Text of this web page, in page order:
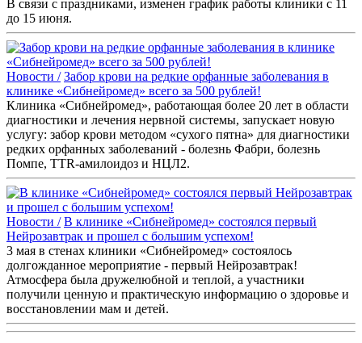
В связи с праздниками, изменен график работы клиники с 11
до 15 июня.
Новости / Забор крови на редкие орфанные заболевания в
клинике «Сибнейромед» всего за 500 рублей!
Клиника «Сибнейромед», работающая более 20 лет в области
диагностики и лечения нервной системы, запускает новую
услугу: забор крови методом «сухого пятна» для диагностики
редких орфанных заболеваний - болезнь Фабри, болезнь
Помпе, TTR-амилоидоз и НЦЛ2.
Новости / В клинике «Сибнейромед» состоялся первый
Нейрозавтрак и прошел с большим успехом!
3 мая в стенах клиники «Сибнейромед» состоялось
долгожданное мероприятие - первый Нейрозавтрак!
Атмосфера была дружелюбной и теплой, а участники
получили ценную и практическую информацию о здоровье и
восстановлении мам и детей.